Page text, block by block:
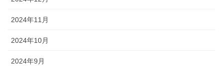
2024年11月
2024年10月
2024年9月